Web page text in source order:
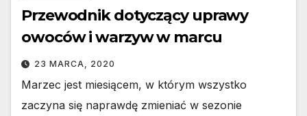
Przewodnik dotyczący uprawy
owoców i warzyw w marcu
23 MARCA, 2020
Marzec jest miesiącem, w którym wszystko
zaczyna się naprawdę zmieniać w sezonie